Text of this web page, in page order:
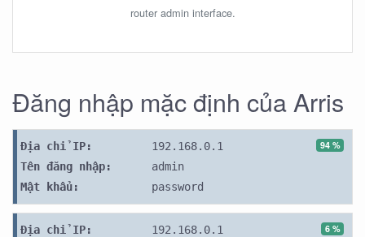
router admin interface.
Đăng nhập mặc định của Arris
94 %
Địa chỉ IP:
192.168.0.1
Tên đăng nhập:
admin
Mật khẩu:
password
6 %
Địa chỉ IP:
192.168.0.1